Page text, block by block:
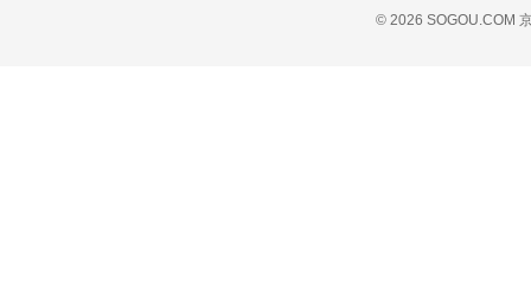
© 2026 SOGOU.COM